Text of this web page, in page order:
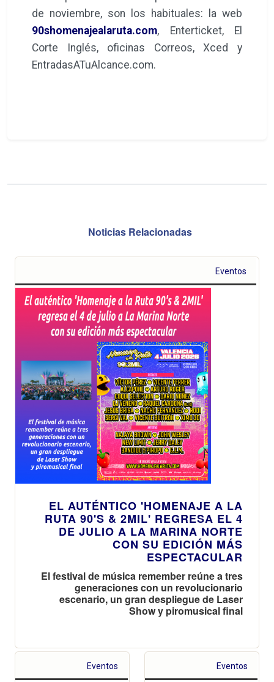
de noviembre, son los habituales: la web
90shomenajealaruta.com, Enterticket, El
Corte Inglés, oficinas Correos, Xced y
EntradasATuAlcance.com.
Noticias Relacionadas
Eventos
EL AUTÉNTICO 'HOMENAJE A LA
RUTA 90'S & 2MIL' REGRESA EL 4
DE JULIO A LA MARINA NORTE
CON SU EDICIÓN MÁS
ESPECTACULAR
El festival de música remember reúne a tres
generaciones con un revolucionario
escenario, un gran despliegue de Laser
Show y piromusical final
Eventos Eventos